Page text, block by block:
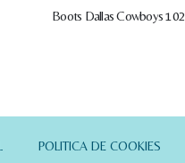
Boots Dallas Cowboys 102
POLITICA DE COOKIES